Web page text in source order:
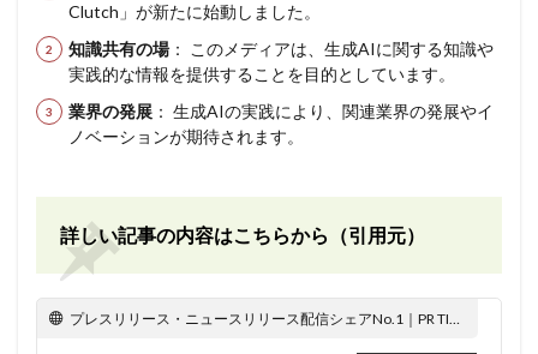
Clutch」が新たに始動しました。
知識共有の場： このメディアは、生成AIに関する知識や
実践的な情報を提供することを目的としています。
業界の発展 ： 生成AIの実践により、関連業界の発展やイ
ノベーションが期待されます。
詳しい記事の内容はこちらから（引用元）
プレスリリース・ニュースリリース配信シェアNo.1｜PR TIMES